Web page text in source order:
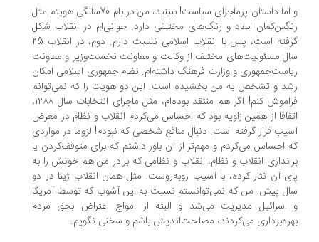
و اما داستان پرماجرای سیاست! ببینید، من در بام 70سالگی هویتم مثل
ابعاد و رنگ‌های مختلفی دارد. جوانی‌ام در انقلاب شکل
گرفته است، پس با انقلاب اسلامی نسبت دارم. دوم، در انقلاب 25
مسئولیت‌های مختلف از وکالت و معاونت نخست‌وزیر و معاونت
و وزارت فرهنگ داشته‌ام. نظام جمهوری اسلامی امکان
و تشخص به من بخشیده است. این دو هویت را که نمی‌توانم
فراموش کنم! اگر هم منتقد بوده‌ام، مثل ماجرای انتخابات سال ۱۳۸۸،
از همین زاویه بود که احساس می‌کردم انقلاب و نظام در معرض
قرار گرفته است. دنبال منافع شخصی که نبودم! لزوما در مواردی
احساس می‌کردم و مهم‌تر از آن باور داشتم که برای متوقف‌کردن یا
انقلاب و نظام، انقلاب و نظامی که برادر من هم خونش را به
آن نثار کرده، با آسیب روبه‌روست. مثل همان انقلاب ژینا در دو
پیش. من که نمی‌توانستم نسبت به این آشوب که توسط آمریکا
مدیریت می‌شد و البته از امواج اعتراض بحق مردم
می‌کردند، مصلحت‌اندیش باشم و سخنی نگویم.